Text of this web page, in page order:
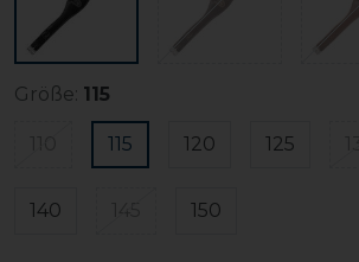
Größe: 115
115 120 125
140 150